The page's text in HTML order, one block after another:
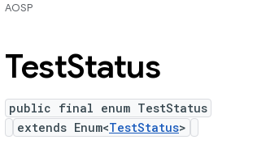
AOSP
TestStatus
public final enum TestStatus
extends Enum<TestStatus>